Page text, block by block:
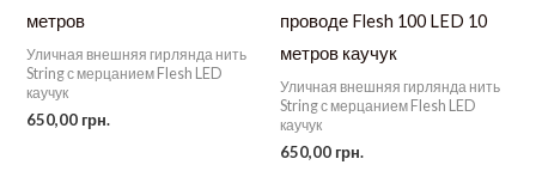
метров
Уличная внешняя гирлянда нить
String с мерцанием Flesh LED
каучук
650,00 грн.
проводе Flesh 100 LED 10
метров каучук
Уличная внешняя гирлянда нить
String с мерцанием Flesh LED
каучук
650,00 грн.